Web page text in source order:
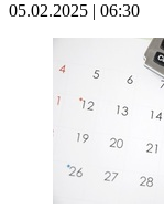
05.02.2025 | 06:30